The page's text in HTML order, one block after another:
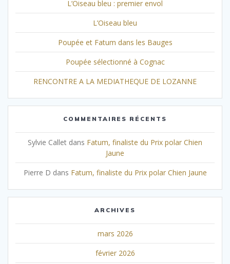
L’Oiseau bleu : premier envol
L’Oiseau bleu
Poupée et Fatum dans les Bauges
Poupée sélectionné à Cognac
RENCONTRE A LA MEDIATHEQUE DE LOZANNE
COMMENTAIRES RÉCENTS
Sylvie Callet dans Fatum, finaliste du Prix polar Chien
Jaune
Pierre D dans Fatum, finaliste du Prix polar Chien Jaune
ARCHIVES
mars 2026
février 2026